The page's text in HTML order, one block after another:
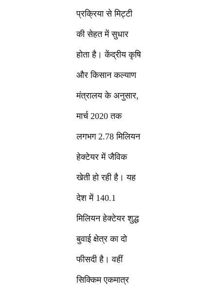
प्रक्रिया से मिट्टी
की सेहत में सुधार
होता है। केंद्रीय कृषि
और किसान कल्याण
मंत्रालय के अनुसार,
मार्च 2020 तक
लगभग 2.78 मिलियन
हेक्टेयर में जैविक
खेती हो रही है। यह
देश में 140.1
मिलियन हेक्टेयर शुद्ध
बुवाई क्षेत्र का दो
फीसदी है। वहीं
सिक्किम एकमात्र